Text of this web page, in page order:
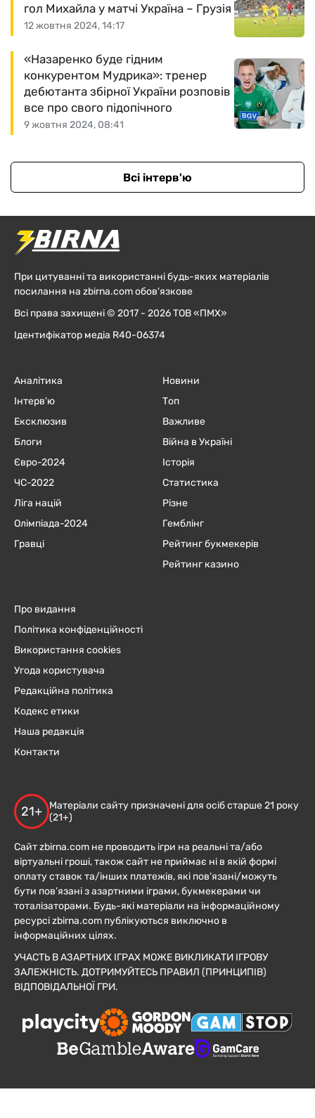
12 жовтня 2024, 14:17
гол Михайла у матчі Україна – Грузія
9 жовтня 2024, 08:41
«Назаренко буде гідним
конкурентом Мудрика»: тренер
дебютанта збірної України розповів
все про свого підопічного
Всі інтерв'ю
При цитуванні та використанні будь-яких матеріалів
посилання на zbirna.com обов'язкове
Всі права захищені © 2017 - 2026 ТОВ «ПМХ»
Ідентифікатор медіа R40-06374
Аналітика
Інтерв'ю
Ексклюзив
Блоги
Євро-2024
ЧC-2022
Ліга націй
Олімпіада-2024
Гравці
Новини
Топ
Важливе
Війна в Україні
Історія
Статистика
Різне
Гемблінг
Рейтинг букмекерів
Рейтинг казино
Про видання
Політика конфіденційності
Використання cookies
Угода користувача
Редакційна політика
Кодекс етики
Наша редакція
Контакти
21+
Матеріали сайту призначені для осіб старше 21 року
(21+)
Сайт zbirna.com не проводить ігри на реальні та/або
віртуальні гроші, також сайт не приймає ні в якій формі
оплату ставок та/інших платежів, які пов’язані/можуть
бути пов’язані з азартними іграми, букмекерами чи
тоталізаторами. Будь-які матеріали на інформаційному
ресурсі zbirna.com публікуються виключно в
інформаційних цілях.
УЧАСТЬ В АЗАРТНИХ ІГРАХ МОЖЕ ВИКЛИКАТИ ІГРОВУ
ЗАЛЕЖНІСТЬ. ДОТРИМУЙТЕСЬ ПРАВИЛ (ПРИНЦИПІВ)
ВІДПОВІДАЛЬНОЇ ГРИ.